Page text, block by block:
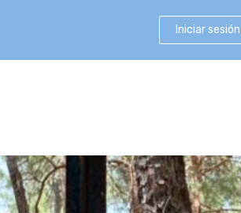
Iniciar sesión